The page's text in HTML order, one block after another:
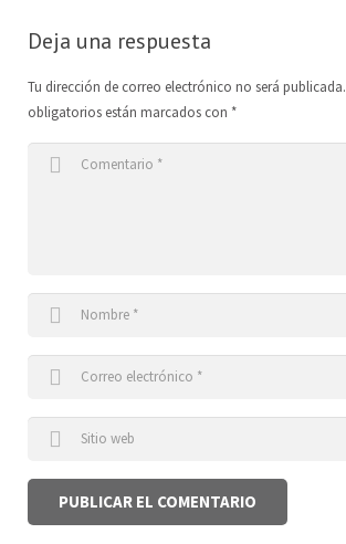
Deja una respuesta
Tu dirección de correo electrónico no será publicada.
obligatorios están marcados con *